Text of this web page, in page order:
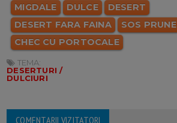
MIGDALE
DULCE
DESERT
DESERT FARA FAINA
SOS PRUNE
CHEC CU PORTOCALE
TEMA:
DESERTURI /
DULCIURI
COMENTARII VIZITATORI